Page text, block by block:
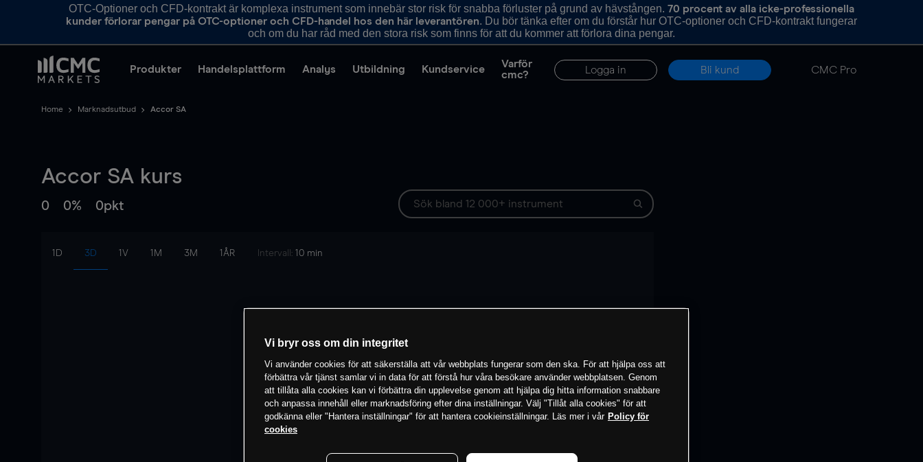
OTC-Optioner och CFD-kontrakt är komplexa instrument som innebär stor risk för snabba förluster på grund av hävstången. 70 procent av alla icke-professionella
kunder förlorar pengar på OTC-optioner och CFD-handel hos den här leverantören. Du bör tänka efter om du förstår hur OTC-optioner och CFD-kontrakt fungerar
och om du har råd med den stora risk som finns för att du kommer att förlora dina pengar.
Produkter Handelsplattform Analys Utbildning Kundservice
Varför
cmc?
Logga in Bli kund CMC Pro
Home Marknadsutbud Accor SA
Accor SA kurs
0 0% 0pkt
1D 3D 1V 1M 3M 1ÅR Intervall: 10 min
Vi bryr oss om din integritet
Vi använder cookies för att säkerställa att vår webbplats fungerar som den ska. För att hjälpa oss att
förbättra vår tjänst samlar vi in data för att förstå hur våra besökare använder webbplatsen. Genom
att tillåta alla cookies kan vi förbättra din upplevelse genom att hjälpa dig hitta information snabbare
och anpassa innehåll eller marknadsföring efter dina inställningar. Välj "Tillåt alla cookies" för att
godkänna eller "Hantera inställningar" för att hantera cookieinställningar. Läs mer i vår Policy för
cookies